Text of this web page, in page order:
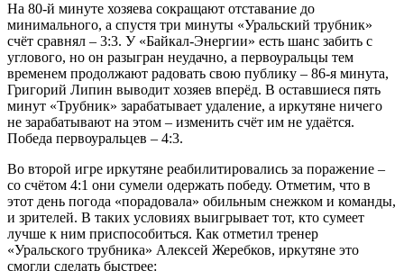
На 80-й минуте хозяева сокращают отставание до
минимального, а спустя три минуты «Уральский трубник»
счёт сравнял – 3:3. У «Байкал-Энергии» есть шанс забить с
углового, но он разыгран неудачно, а первоуральцы тем
временем продолжают радовать свою публику – 86-я минута,
Григорий Липин выводит хозяев вперёд. В оставшиеся пять
минут «Трубник» зарабатывает удаление, а иркутяне ничего
не зарабатывают на этом – изменить счёт им не удаётся.
Победа перво­уральцев – 4:3.
Во второй игре иркутяне реабилитировались за поражение –
со счётом 4:1 они сумели одержать победу. Отметим, что в
этот день погода «порадовала» обильным снежком и команды,
и зрителей. В таких условиях выигрывает тот, кто сумеет
лучше к ним приспособиться. Как отметил тренер
«Уральского трубника» Алексей Жеребков, иркутяне это
смогли сделать быстрее: